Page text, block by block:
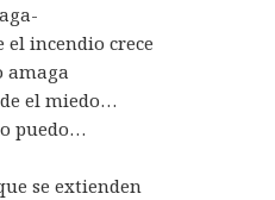
el incendio crece
amaga
el miedo…
puedo…
se extienden